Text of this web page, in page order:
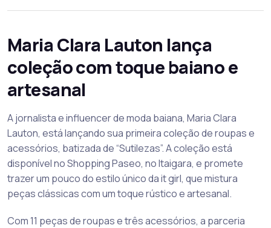
Maria Clara Lauton lança
coleção com toque baiano e
artesanal
A jornalista e influencer de moda baiana, Maria Clara
Lauton, está lançando sua primeira coleção de roupas e
acessórios, batizada de “Sutilezas”. A coleção está
disponível no Shopping Paseo, no Itaigara, e promete
trazer um pouco do estilo único da it girl, que mistura
peças clássicas com um toque rústico e artesanal.
Com 11 peças de roupas e três acessórios, a parceria